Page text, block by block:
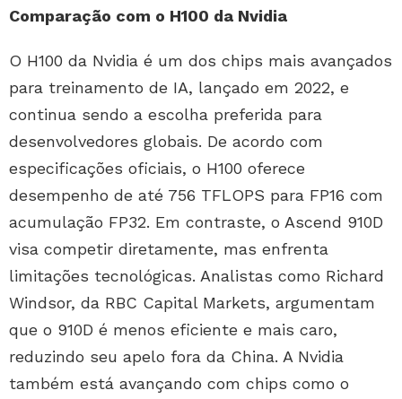
Comparação com o H100 da Nvidia
O H100 da Nvidia é um dos chips mais avançados
para treinamento de IA, lançado em 2022, e
continua sendo a escolha preferida para
desenvolvedores globais. De acordo com
especificações oficiais, o H100 oferece
desempenho de até 756 TFLOPS para FP16 com
acumulação FP32. Em contraste, o Ascend 910D
visa competir diretamente, mas enfrenta
limitações tecnológicas. Analistas como Richard
Windsor, da RBC Capital Markets, argumentam
que o 910D é menos eficiente e mais caro,
reduzindo seu apelo fora da China. A Nvidia
também está avançando com chips como o